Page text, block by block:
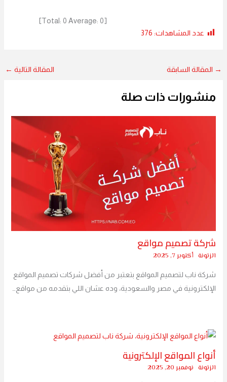
[Total:
0 Average: 0
]
عدد المشاهدات: 376
→ المقالة السابقة المقالة التالية ←
منشورات ذات صلة
شركة تصميم مواقع
الزتونة أكتوبر 7, 2025
شركة ناب لتصميم المواقع بتعتبر من أفضل شركات تصميم المواقع
الإلكترونية في مصر والسعودية، وده عشان اللي بتقدمه من مواقع…
أنواع المواقع الإلكترونية
الزتونة نوفمبر 20, 2025